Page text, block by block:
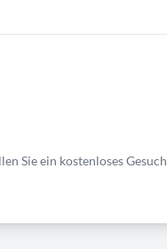
Sie ein kostenloses